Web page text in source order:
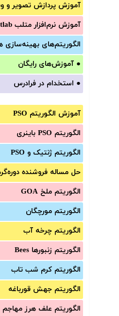
آموزش‌ پردازش تصویر و
آموزش‌ نرم‌افزار متلب Matlab
الگوریتم‌های
● آموزش‌های رایگان
● استخدام در فرادرس
آموزش الگوریتم PSO
الگوریتم PSO باینری
الگوریتم ژنتیک و PSO
حل مساله فروشنده
الگوریتم ملخ GOA
الگوریتم مورچگان
الگوریتم چرخه آب
الگوریتم زنبورها Bees
الگوریتم کرم شب تاب
الگوریتم جهش قورباغه
الگوریتم علف هرز مهاجم